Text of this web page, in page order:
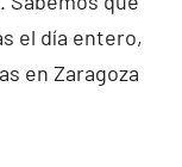
el día entero,
en Zaragoza